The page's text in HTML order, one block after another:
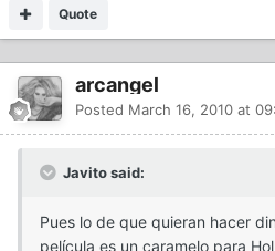
Quote
arcangel
Posted March 16, 2010 at
Javito said:
Pues lo de que quieran hacer
película es un caramelo para